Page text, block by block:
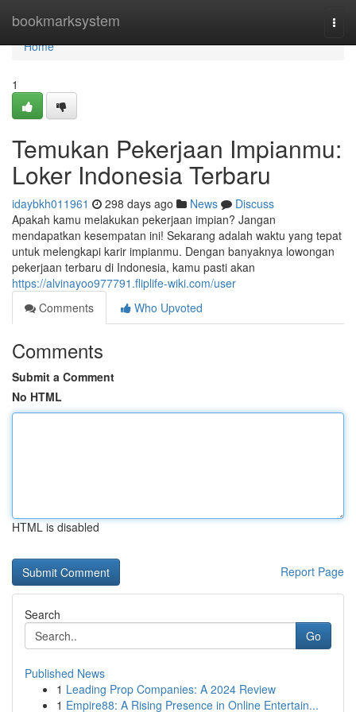
bookmarksystem
Home
Home
1
Temukan Pekerjaan Impianmu:
Loker Indonesia Terbaru
idaybkh011961 298 days ago News
Discuss
Apakah kamu melakukan pekerjaan impian? Jangan
mendapatkan kesempatan ini! Sekarang adalah waktu yang tepat
untuk melengkapi karir impianmu. Dengan banyaknya lowongan
pekerjaan terbaru di Indonesia, kamu pasti akan
https://alvinayoo977791.fliplife-wiki.com/user
Comments
Who Upvoted
Comments
Submit a Comment
No HTML
HTML is disabled
Report Page
Search
Go
Published News
1 Leading Prop Companies: A 2024 Review
1 Empire88: A Rising Presence in Online Entertain...